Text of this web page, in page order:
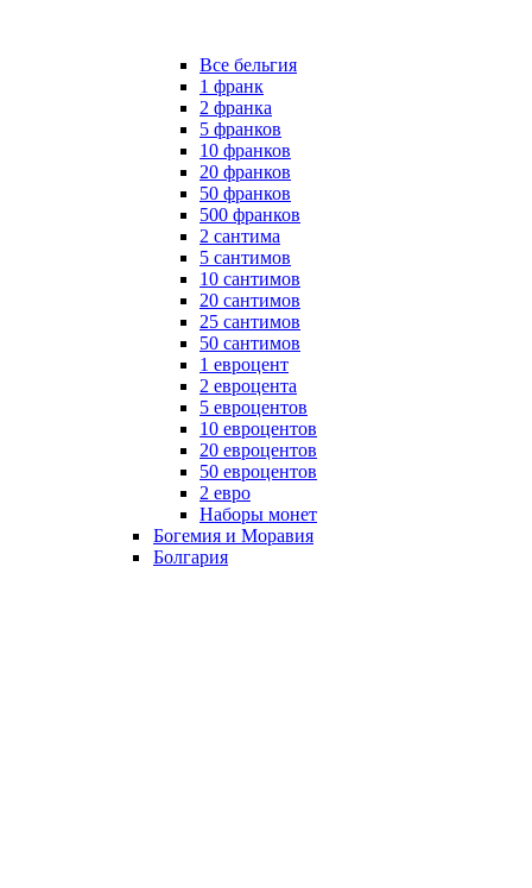
Все бельгия
1 франк
2 франка
5 франков
10 франков
20 франков
50 франков
500 франков
2 сантима
5 сантимов
10 сантимов
20 сантимов
25 сантимов
50 сантимов
1 евроцент
2 евроцента
5 евроцентов
10 евроцентов
20 евроцентов
50 евроцентов
2 евро
Наборы монет
Богемия и Моравия
Болгария